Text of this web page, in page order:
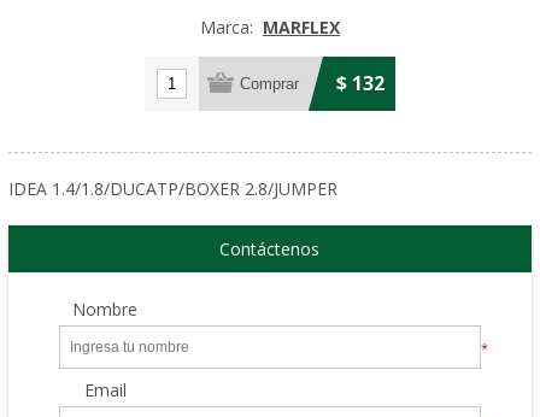
Marca: MARFLEX
$ 132
IDEA 1.4/1.8/DUCATP/BOXER 2.8/JUMPER
Contáctenos
Nombre
*
Email